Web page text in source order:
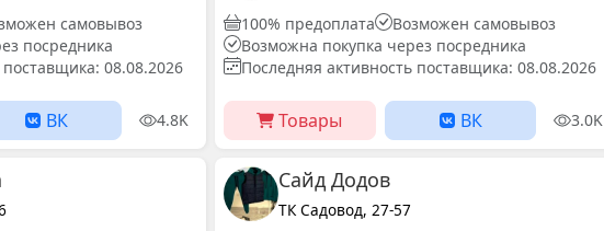
самовывоз
посредника
08.08.2026
ВК 4.8K
100% предоплата
Возможен самовывоз
Возможна покупка через посредника
Последняя активность поставщика: 08.08.2026
Товары ВК 3.0K
Сайд Додов
ТК Садовод, 27-57